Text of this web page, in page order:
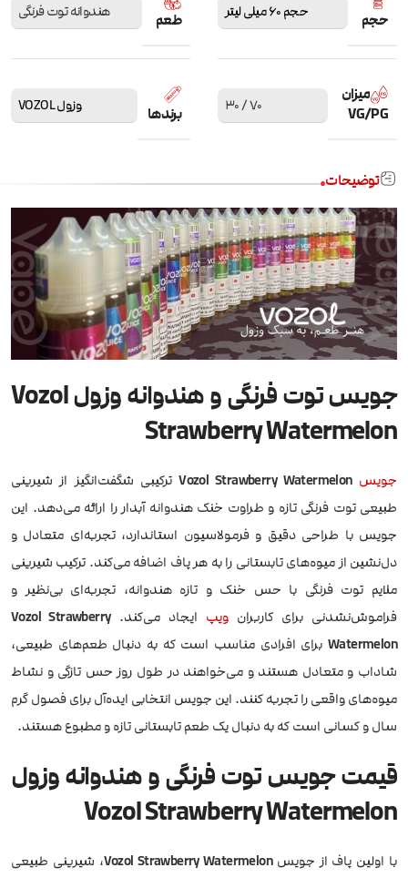
حجم حجم 60 میلی لیتر طعم هندوانه توت فرنگی
میزان
VG/PG
70 / 30 برندها وزول VOZOL
توضیحات
جویس توت فرنگی و هندوانه وزول Vozol
Strawberry Watermelon
جویس Vozol Strawberry Watermelonترکیبی شگفت‌انگیز از شیرینی
طبیعی توت فرنگی تازه و طراوت خنک هندوانه آبدار را ارائه می‌دهد. این
جویس با طراحی دقیق و فرمولاسیون استاندارد، تجربه‌ای متعادل و
دل‌نشین از میوه‌های تابستانی را به هر پاف اضافه می‌کند. ترکیب شیرینی
ملایم توت فرنگی با حس خنک و تازه هندوانه، تجربه‌ای بی‌نظیر و
فراموش‌نشدنی برای کاربرانویپ ایجاد می‌کند.Vozol Strawberry
Watermelon برای افرادی مناسب است که به دنبال طعم‌های طبیعی،
شاداب و متعادل هستند و می‌خواهند در طول روز حس تازگی و نشاط
میوه‌های واقعی را تجربه کنند. این جویس انتخابی ایده‌آل برای فصول گرم
سال و کسانی است که به دنبال یک طعم تابستانی تازه و مطبوع هستند.
قیمت جویس توت فرنگی و هندوانه وزول
Vozol Strawberry Watermelon
با اولین پاف از جویسVozol Strawberry Watermelon، شیرینی طبیعی